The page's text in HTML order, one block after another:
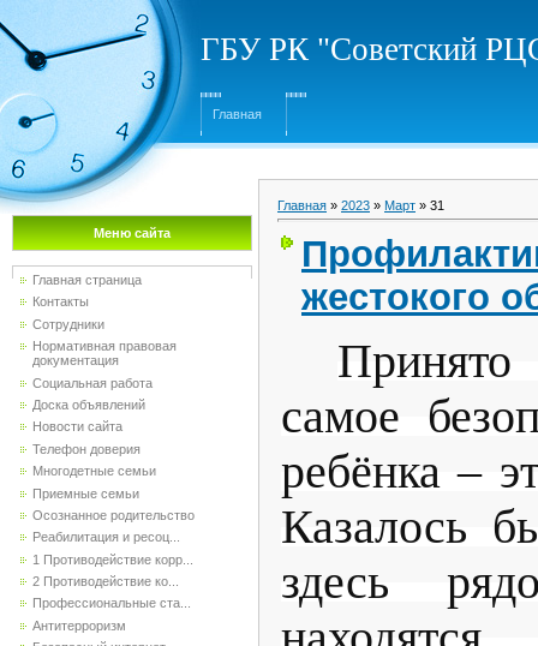
ГБУ РК "Советский
Главная
Меню сайта
Главная страница
Контакты
Сотрудники
Нормативная правовая
документация
Социальная работа
Доска объявлений
Новости сайта
Телефон доверия
Многодетные семьи
Приемные семьи
Осознанное родительство
Реабилитация и ресоц...
1 Противодействие корр...
2 Противодействие ко...
Профессиональные ста...
Антитерроризм
Главная » 2023 » Март » 31
жестокого
самое
ребёнка –
Казалось
здесь